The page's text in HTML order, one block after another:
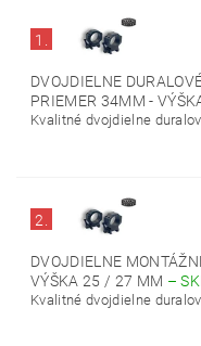
1.
DVOJDIELNE
PRIEMER 34MM -
Kvalitné dvojdielne
2.
DVOJDIELNE
VÝŠKA 25 / 27 MM –
Kvalitné dvojdielne